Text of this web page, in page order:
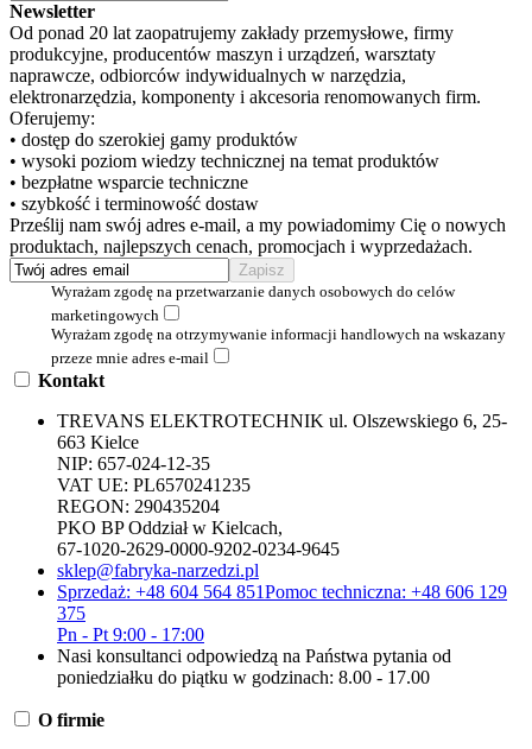
Newsletter
Od ponad 20 lat zaopatrujemy zakłady przemysłowe, firmy
produkcyjne, producentów maszyn i urządzeń, warsztaty
naprawcze, odbiorców indywidualnych w narzędzia,
elektronarzędzia, komponenty i akcesoria renomowanych firm.
Oferujemy:
• dostęp do szerokiej gamy produktów
• wysoki poziom wiedzy technicznej na temat produktów
• bezpłatne wsparcie techniczne
• szybkość i terminowość dostaw
Prześlij nam swój adres e-mail, a my powiadomimy Cię o nowych
produktach, najlepszych cenach, promocjach i wyprzedażach.
Wyrażam zgodę na przetwarzanie danych osobowych do celów
marketingowych
Wyrażam zgodę na otrzymywanie informacji handlowych na wskazany
przeze mnie adres e-mail
Kontakt
TREVANS ELEKTROTECHNIK ul. Olszewskiego 6, 25-
663 Kielce
NIP: 657-024-12-35
VAT UE: PL6570241235
REGON: 290435204
PKO BP Oddział w Kielcach,
67-1020-2629-0000-9202-0234-9645
sklep@fabryka-narzedzi.pl
Sprzedaż: +48 604 564 851Pomoc techniczna: +48 606 129
375
Pn - Pt 9:00 - 17:00
Nasi konsultanci odpowiedzą na Państwa pytania od
poniedziałku do piątku w godzinach: 8.00 - 17.00
O firmie